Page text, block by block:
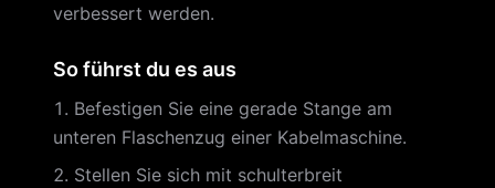
verbessert werden.
So führst du es aus
Befestigen Sie eine gerade Stange am
unteren Flaschenzug einer Kabelmaschine.
Stellen Sie sich mit schulterbreit